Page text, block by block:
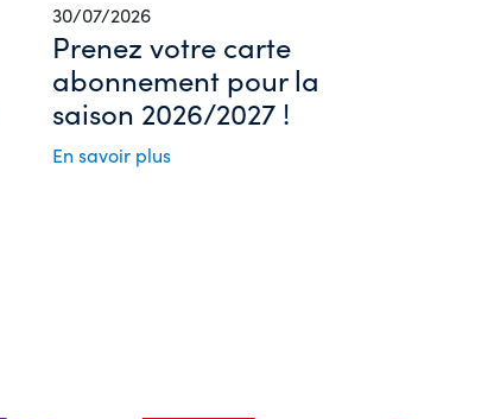
30/07/2026
Prenez votre carte
abonnement pour la
saison 2026/2027 !
En savoir plus